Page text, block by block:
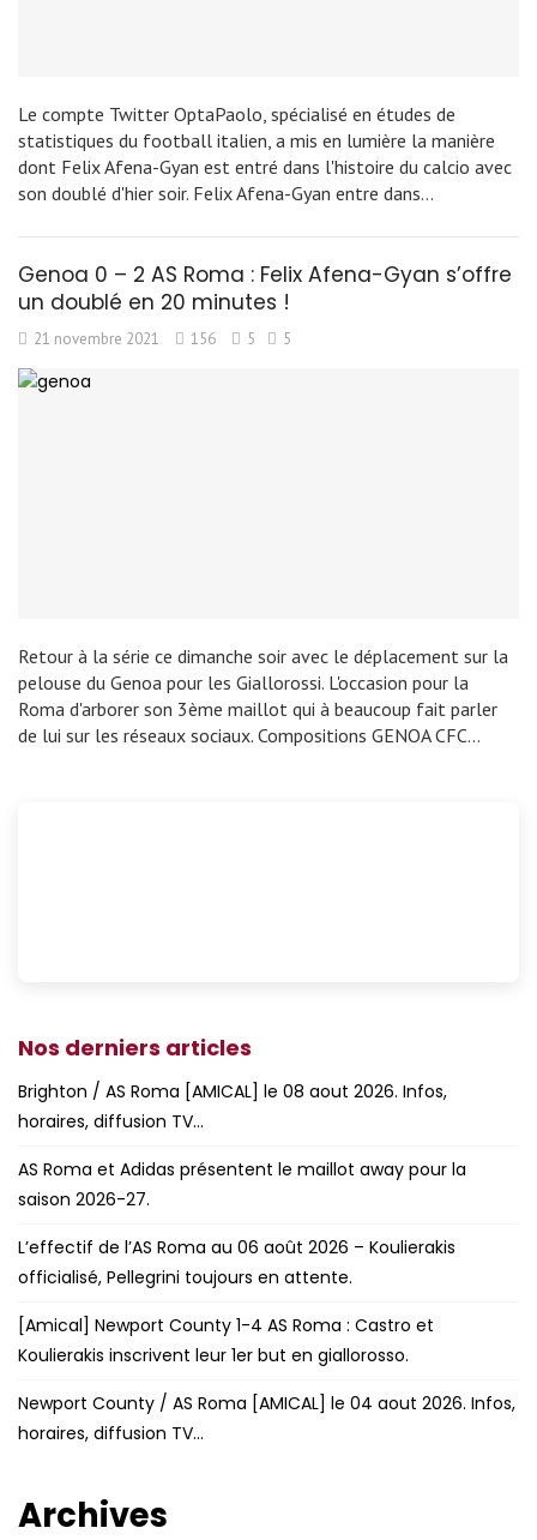
Le compte Twitter OptaPaolo, spécialisé en études de
statistiques du football italien, a mis en lumière la manière
dont Felix Afena-Gyan est entré dans l'histoire du calcio avec
son doublé d'hier soir. Felix Afena-Gyan entre dans…
Genoa 0 – 2 AS Roma : Felix Afena-Gyan s’offre
un doublé en 20 minutes !
21 novembre 2021 156 5 5
Retour à la série ce dimanche soir avec le déplacement sur la
pelouse du Genoa pour les Giallorossi. L'occasion pour la
Roma d'arborer son 3ème maillot qui à beaucoup fait parler
de lui sur les réseaux sociaux. Compositions GENOA CFC…
Nos derniers articles
Brighton / AS Roma [AMICAL] le 08 aout 2026. Infos,
horaires, diffusion TV…
AS Roma et Adidas présentent le maillot away pour la
saison 2026-27.
L’effectif de l’AS Roma au 06 août 2026 – Koulierakis
officialisé, Pellegrini toujours en attente.
[Amical] Newport County 1-4 AS Roma : Castro et
Koulierakis inscrivent leur 1er but en giallorosso.
Newport County / AS Roma [AMICAL] le 04 aout 2026. Infos,
horaires, diffusion TV…
Archives